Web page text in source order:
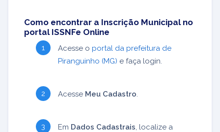
Como encontrar a Inscrição Municipal no
portal ISSNFe Online
Acesse o portal da prefeitura de
Piranguinho (MG) e faça login.
Acesse Meu Cadastro.
Em Dados Cadastrais, localize a